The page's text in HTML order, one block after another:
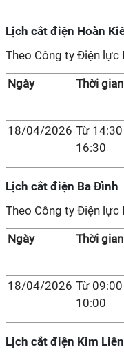
Lịch cắt điện Hoàn
Theo Công ty Điện lực
Ngày Thời gian
18/04/2026 Từ
16:30
Lịch cắt điện Ba Đình
Theo Công ty Điện lực
Ngày Thời gian
18/04/2026 Từ
10:00
Lịch cắt điện Kim Liên